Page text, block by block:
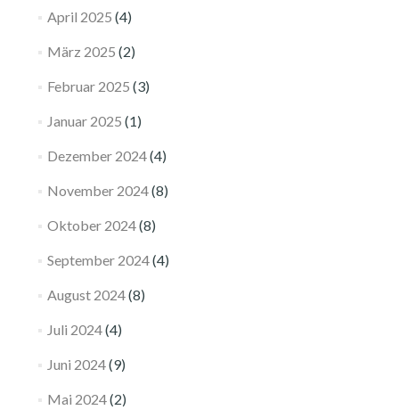
April 2025 (4)
März 2025 (2)
Februar 2025 (3)
Januar 2025 (1)
Dezember 2024(4)
November 2024(8)
Oktober 2024(8)
September 2024(4)
August 2024(8)
Juli 2024(4)
Juni 2024(9)
Mai 2024(2)